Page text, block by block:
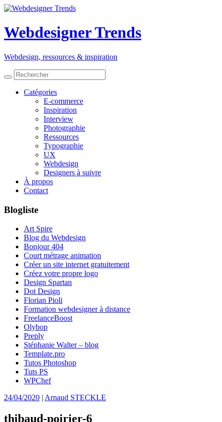
Webdesigner Trends
Webdesign, ressources & inspiration
Catégories
E-commerce
Inspiration
Interview
Photographie
Ressources
Typographie
UX
Webdesign
Designers à suivre
À propos
Contact
Blogliste
Art Spire
Blog du Webdesign
Bonjour 404
Court métrage animation
Créer un site internet gratuitement
Créez votre propre logo
Design Spartan
Dot Design
Florian Pioli
Formation webdesigner à distance
FreelanceBoost
Olybop
Preply
Stéphanie Walter – blog
Template.pro
Tutos Photoshop
Tuts PS
WPChef
24/04/2020 | Arnaud STECKLE
thibaud-poirier-6